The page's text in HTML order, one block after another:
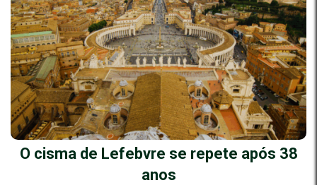
O cisma de Lefebvre se repete após 38
anos